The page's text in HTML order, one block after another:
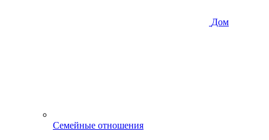
Дом
Семейные отношения